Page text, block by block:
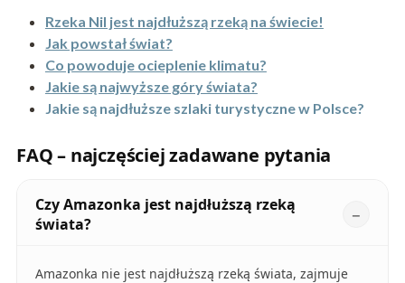
Rzeka Nil jest najdłuższą rzeką na świecie!
Jak powstał świat?
Co powoduje ocieplenie klimatu?
Jakie są najwyższe góry świata?
Jakie są najdłuższe szlaki turystyczne w Polsce?
FAQ – najczęściej zadawane pytania
Czy Amazonka jest najdłuższą rzeką
świata?
Amazonka nie jest najdłuższą rzeką świata, zajmuje